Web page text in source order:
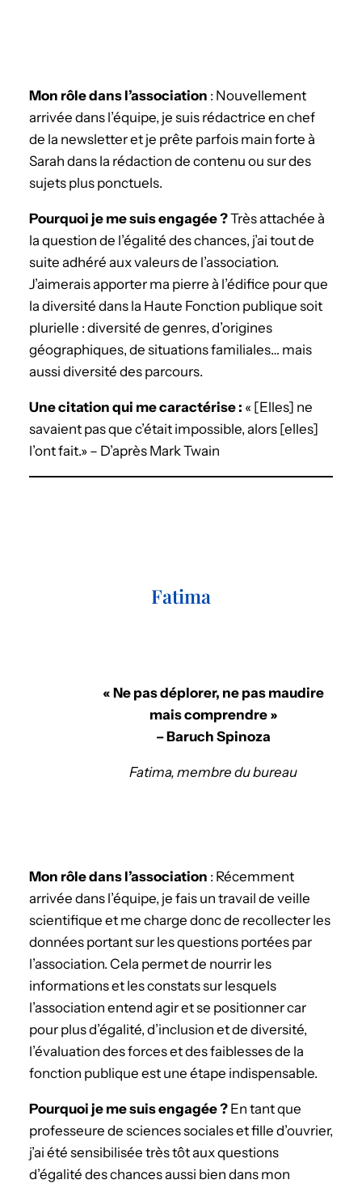
Mon rôle dans l’association : Nouvellement
arrivée dans l’équipe, je suis rédactrice en chef
de la newsletter et je prête parfois main forte à
Sarah dans la rédaction de contenu ou sur des
sujets plus ponctuels.
­Pourquoi je me suis engagée ?Très attachée à
la question de l’égalité des chances, j’ai tout de
suite adhéré aux valeurs de l’association.
J’aimerais apporter ma pierre à l’édifice pour que
la diversité dans la Haute Fonction publique soit
plurielle : diversité de genres, d’origines
géographiques, de situations familiales… mais
aussi diversité des parcours.
Une citation qui me caractérise : « [Elles] ne
savaient pas que c’était impossible, alors [elles]
l’ont fait.» – D’après Mark Twain
Fatima
« Ne pas déplorer, ne pas maudire
mais comprendre »
– Baruch Spinoza
Fatima, membre du bureau
Mon rôle dans l’association : Récemment
arrivée dans l’équipe, je fais un travail de veille
scientifique et me charge donc de recollecter les
données portant sur les questions portées par
l’association. Cela permet de nourrir les
informations et les constats sur lesquels
l’association entend agir et se positionner car
pour plus d’égalité, d’inclusion et de diversité,
l’évaluation des forces et des faiblesses de la
fonction publique est une étape indispensable.
­Pourquoi je me suis engagée ? En tant que
professeure de sciences sociales et fille d’ouvrier,
j’ai été sensibilisée très tôt aux questions
d’égalité des chances aussi bien dans mon